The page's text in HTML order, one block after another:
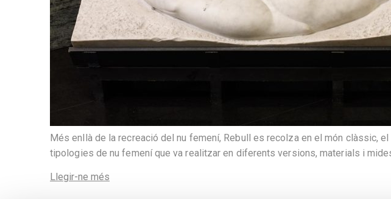
Més enllà de la recreació del nu femení, Rebull es recolza en el món clàssic,
tipologies de nu femení que va realitzar en diferents versions, materials i
Llegir-ne més